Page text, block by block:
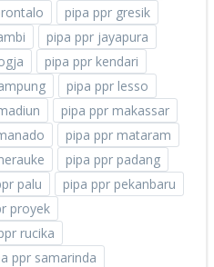
pipa ppr gresik
pipa ppr jayapura
pipa ppr kendari
pipa ppr lesso
pipa ppr makassar
pipa ppr mataram
pipa ppr padang
palu
pipa ppr pekanbaru
proyek
rucika
ppr samarinda